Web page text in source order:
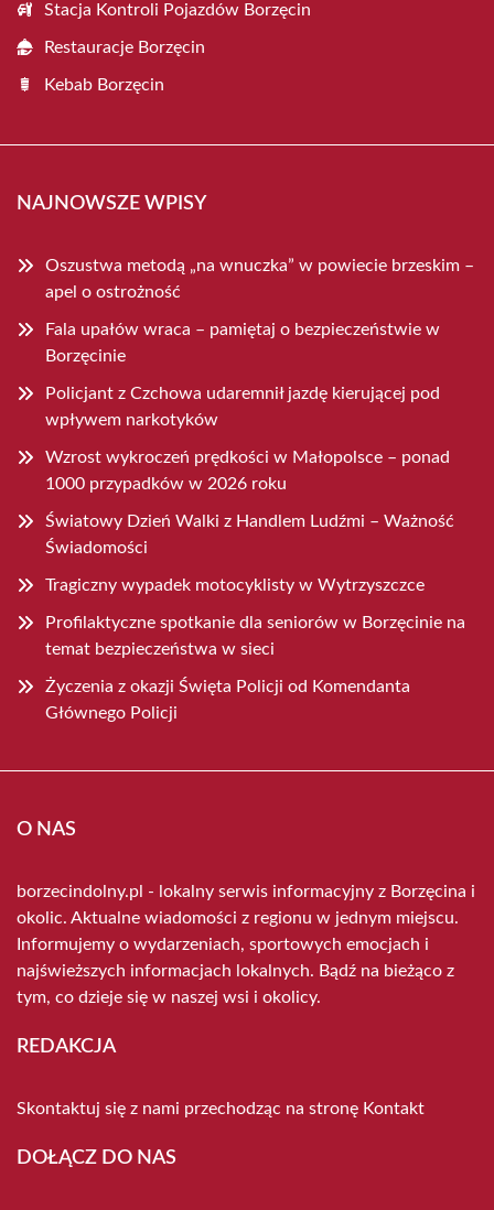
Stacja Kontroli Pojazdów Borzęcin
Restauracje Borzęcin
Kebab Borzęcin
NAJNOWSZE WPISY
Oszustwa metodą „na wnuczka” w powiecie brzeskim –
apel o ostrożność
Fala upałów wraca – pamiętaj o bezpieczeństwie w
Borzęcinie
Policjant z Czchowa udaremnił jazdę kierującej pod
wpływem narkotyków
Wzrost wykroczeń prędkości w Małopolsce – ponad
1000 przypadków w 2026 roku
Światowy Dzień Walki z Handlem Ludźmi – Ważność
Świadomości
Tragiczny wypadek motocyklisty w Wytrzyszczce
Profilaktyczne spotkanie dla seniorów w Borzęcinie na
temat bezpieczeństwa w sieci
Życzenia z okazji Święta Policji od Komendanta
Głównego Policji
O NAS
borzecindolny.pl - lokalny serwis informacyjny z Borzęcina i
okolic. Aktualne wiadomości z regionu w jednym miejscu.
Informujemy o wydarzeniach, sportowych emocjach i
najświeższych informacjach lokalnych. Bądź na bieżąco z
tym, co dzieje się w naszej wsi i okolicy.
REDAKCJA
Skontaktuj się z nami przechodząc na stronę Kontakt
DOŁĄCZ DO NAS